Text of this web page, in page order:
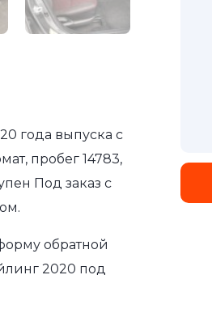
года выпуска с
пробег 14783,
Под заказ с
обратной
2020 под